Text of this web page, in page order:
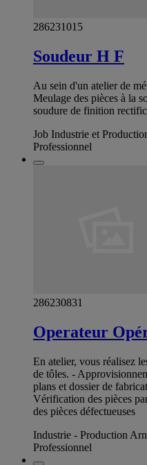
286231015
Soudeur H F
Au sein d'un atelier de
Meulage des pièces à la
soudure de finition
Job Industrie et
Professionnel
286230831
Operateur
En atelier, vous réalisez
de tôles. -
plans et dossier de
Vérification des pièces
des pièces défectueuses
Industrie - Production
Professionnel